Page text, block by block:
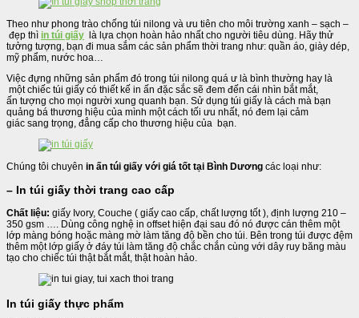
Theo như phong trào chống túi nilong và ưu tiên cho môi trường xanh – sạch –
đẹp thì in túi giấy là lựa chọn hoàn hảo nhất cho người tiêu dùng. Hãy thử
tưởng tượng, bạn đi mua sắm các sản phẩm thời trang như: quần áo, giày dép,
mỹ phẩm, nước hoa…
Việc đựng những sản phẩm đó trong túi nilong quá ư là bình thường hay là
một chiếc túi giấy có thiết kế in ấn đặc sắc sẽ đem đến cái nhìn bắt mắt,
ấn tượng cho mọi người xung quanh bạn. Sử dụng túi giấy là cách mà bạn
quảng bá thương hiệu của mình một cách tối ưu nhất, nó đem lại cảm
giác sang trọng, đẳng cấp cho thương hiệu của bạn.
Chúng tôi chuyên in ấn túi giấy với giá tốt tại Bình Dương các loại như:
– In túi giấy thời trang cao cấp
Chất liệu: giấy Ivory, Couche ( giấy cao cấp, chất lượng tốt ), định lượng 210 –
350 gsm …. Dùng công nghệ in offset hiện đại sau đó nó được cán thêm một
lớp màng bóng hoặc màng mờ làm tăng độ bền cho túi. Bên trong túi được đệm
thêm một lớp giấy ở đáy túi làm tăng độ chắc chắn cùng với dây ruy băng màu
tạo cho chiếc túi thật bắt mắt, thật hoàn hảo.
In túi giấy thực phẩm